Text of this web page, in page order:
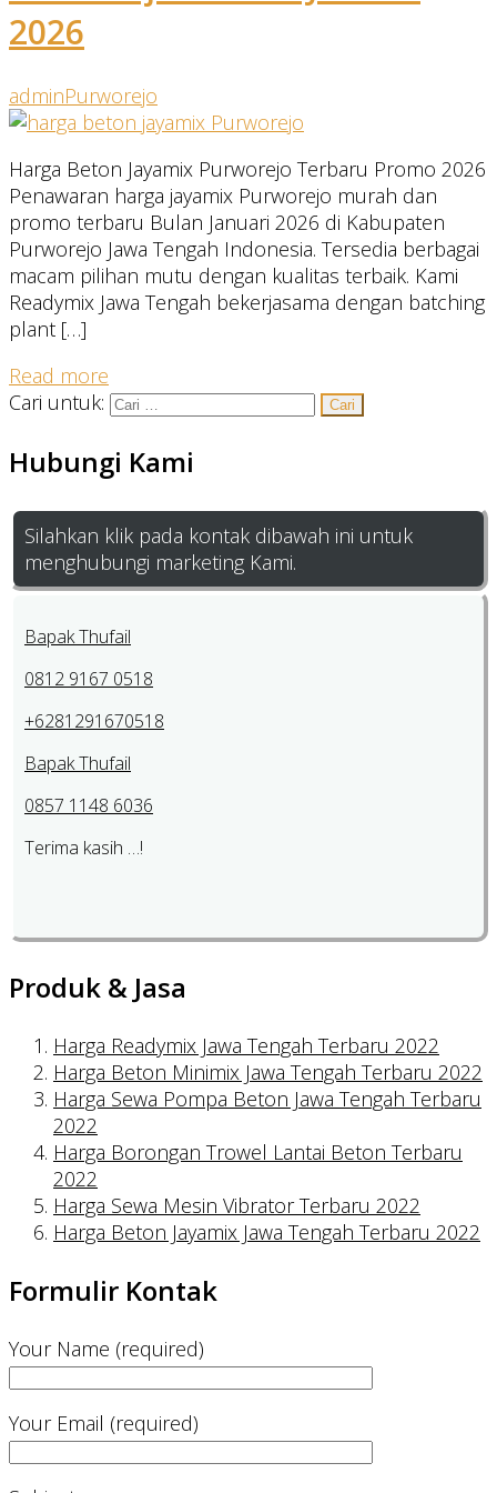
2026
adminPurworejo
Harga Beton Jayamix Purworejo Terbaru Promo 2026
Penawaran harga jayamix Purworejo murah dan
promo terbaru Bulan Januari 2026 di Kabupaten
Purworejo Jawa Tengah Indonesia. Tersedia berbagai
macam pilihan mutu dengan kualitas terbaik. Kami
Readymix Jawa Tengah bekerjasama dengan batching
plant […]
Read more
Cari untuk:
Hubungi Kami
Silahkan klik pada kontak dibawah ini untuk
menghubungi marketing Kami.
Bapak Thufail
0812 9167 0518
+6281291670518
Bapak Thufail
0857 1148 6036
Terima kasih …!
Produk & Jasa
Harga Readymix Jawa Tengah Terbaru 2022
Harga Beton Minimix Jawa Tengah Terbaru 2022
Harga Sewa Pompa Beton Jawa Tengah Terbaru
2022
Harga Borongan Trowel Lantai Beton Terbaru
2022
Harga Sewa Mesin Vibrator Terbaru 2022
Harga Beton Jayamix Jawa Tengah Terbaru 2022
Formulir Kontak
Your Name (required)
Your Email (required)